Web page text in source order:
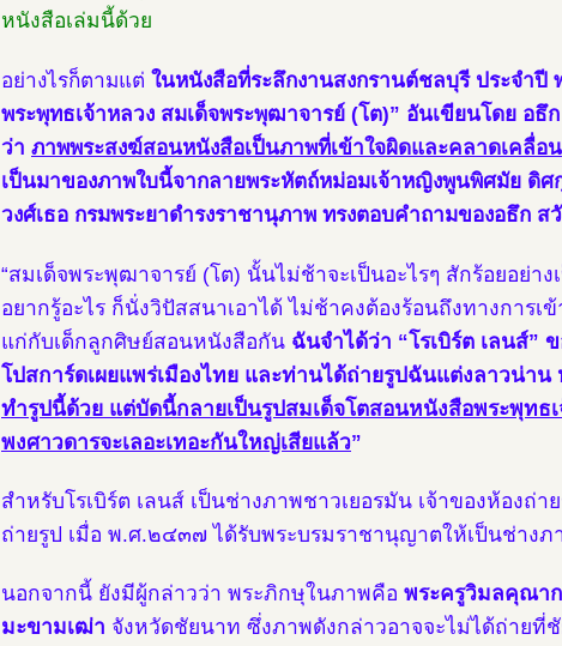
หนังสือเล่มนี้ด้วย
อย่างไรก็ตามแต่ ในหนังสือที่ระลึกงานสงกรานต์ชลบุรี ประจำปี
พระพุทธเจ้าหลวง สมเด็จพระพุฒาจารย์ (โต)” อันเขียนโดย อ
ว่า ภาพพระสงฆ์สอนหนังสือเป็นภาพที่เข้าใจผิดและคลาดเคลื่อน
เป็นมาของภาพใบนี้จากลายพระหัตถ์หม่อมเจ้าหญิงพูนพิศมัย ดิศ
วงศ์เธอ กรมพระยาดำรงราชานุภาพ ทรงตอบคำถามของอธึก ส
“สมเด็จพระพุฒาจารย์ (โต) นั้นไม่ช้าจะเป็นอะไรๆ สักร้อยอย่า
อยากรู้อะไร ก็นั่งวิปัสสนาเอาได้ ไม่ช้าคงต้องร้อนถึงทางการเ
แก่กับเด็กลูกศิษย์สอนหนังสือกัน ฉันจำได้ว่า “โรเบิร์ต เลนส์”
โปสการ์ดเผยแพร่เมืองไทย และท่านได้ถ่ายรูปฉันแต่งลาวน่าน
ทำรูปนี้ด้วย แต่บัดนี้กลายเป็นรูปสมเด็จโตสอนหนังสือพระพุทธ
พงศาวดารจะเลอะเทอะกันใหญ่เสียแล้ว”
สำหรับโรเบิร์ต เลนส์ เป็นช่างภาพชาวเยอรมัน เจ้าของห้องถ่า
ถ่ายรูป เมื่อ พ.ศ.๒๔๓๗ ได้รับพระบรมราชานุญาตให้เป็นช่าง
นอกจากนี้ ยังมีผู้กล่าวว่า พระภิกษุในภาพคือ พระครูวิมลคุณาก
มะขามเฒ่า จังหวัดชัยนาท ซึ่งภาพดังกล่าวอาจจะไม่ได้ถ่ายที่